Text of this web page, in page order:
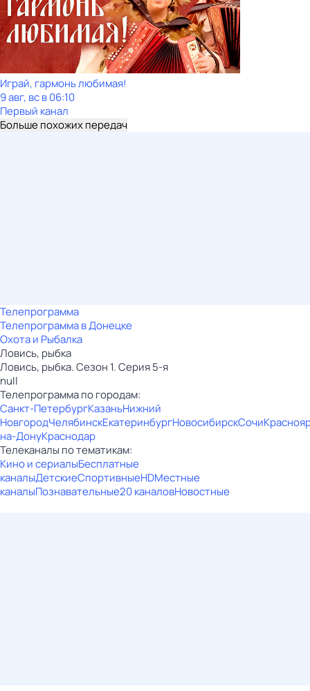
Играй, гармонь любимая!
9 авг, вс в 06:10
Первый канал
Больше похожих передач
Телепрограмма
Телепрограмма в Донецке
Охота и Рыбалка
Ловись, рыбка
Ловись, рыбка. Сезон 1. Серия 5-я
null
Телепрограмма по городам:
Санкт-ПетербургКазаньНижний
НовгородЧелябинскЕкатеринбургНовосибирскСочи
на-ДонуКраснодар
Телеканалы по тематикам:
Кино и сериалыБесплатные
каналыДетскиеСпортивныеHDМестные
каналыПознавательные20 каналовНовостные